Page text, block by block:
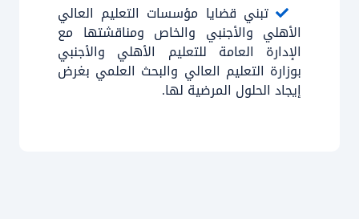
تبني قضايا مؤسسات التعليم العالي
الأهلي والأجنبي والخاص ومناقشتها مع
الإدارة العامة للتعليم الأهلي والأجنبي
بوزارة التعليم العالي والبحث العلمي بغرض
إيجاد الحلول المرضية لها.